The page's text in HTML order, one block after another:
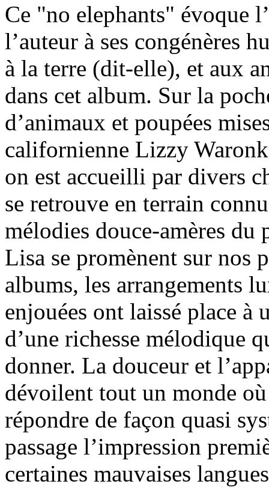
Ce "no elephants" évoque
l’auteur à ses congénères
à la terre (dit-elle), et aux
dans cet album. Sur la
d’animaux et poupées
californienne Lizzy
on est accueilli par divers
se retrouve en terrain
mélodies douce-amères
Lisa se promènent sur nos
albums, les arrangements
enjouées ont laissé place
d’une richesse mélodique
donner. La douceur et
dévoilent tout un monde
répondre de façon quasi
passage l’impression
certaines mauvaises